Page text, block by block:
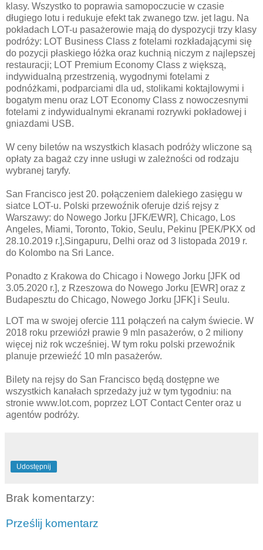
klasy. Wszystko to poprawia samopoczucie w czasie
długiego lotu i redukuje efekt tak zwanego tzw. jet lagu. Na
pokładach LOT-u pasażerowie mają do dyspozycji trzy klasy
podróży: LOT Business Class z fotelami rozkładającymi się
do pozycji płaskiego łóżka oraz kuchnią niczym z najlepszej
restauracji; LOT Premium Economy Class z większą,
indywidualną przestrzenią, wygodnymi fotelami z
podnóżkami, podparciami dla ud, stolikami koktajlowymi i
bogatym menu oraz LOT Economy Class z nowoczesnymi
fotelami z indywidualnymi ekranami rozrywki pokładowej i
gniazdami USB.
W ceny biletów na wszystkich klasach podróży wliczone są
opłaty za bagaż czy inne usługi w zależności od rodzaju
wybranej taryfy.
San Francisco jest 20. połączeniem dalekiego zasięgu w
siatce LOT-u. Polski przewoźnik oferuje dziś rejsy z
Warszawy: do Nowego Jorku [JFK/EWR], Chicago, Los
Angeles, Miami, Toronto, Tokio, Seulu, Pekinu [PEK/PKX od
28.10.2019 r.],Singapuru, Delhi oraz od 3 listopada 2019 r.
do Kolombo na Sri Lance.
Ponadto z Krakowa do Chicago i Nowego Jorku [JFK od
3.05.2020 r.], z Rzeszowa do Nowego Jorku [EWR] oraz z
Budapesztu do Chicago, Nowego Jorku [JFK] i Seulu.
LOT ma w swojej ofercie 111 połączeń na całym świecie. W
2018 roku przewiózł prawie 9 mln pasażerów, o 2 miliony
więcej niż rok wcześniej. W tym roku polski przewoźnik
planuje przewieźć 10 mln pasażerów.
Bilety na rejsy do San Francisco będą dostępne we
wszystkich kanałach sprzedaży już w tym tygodniu: na
stronie www.lot.com, poprzez LOT Contact Center oraz u
agentów podróży.
Udostępnij
Brak komentarzy:
Prześlij komentarz